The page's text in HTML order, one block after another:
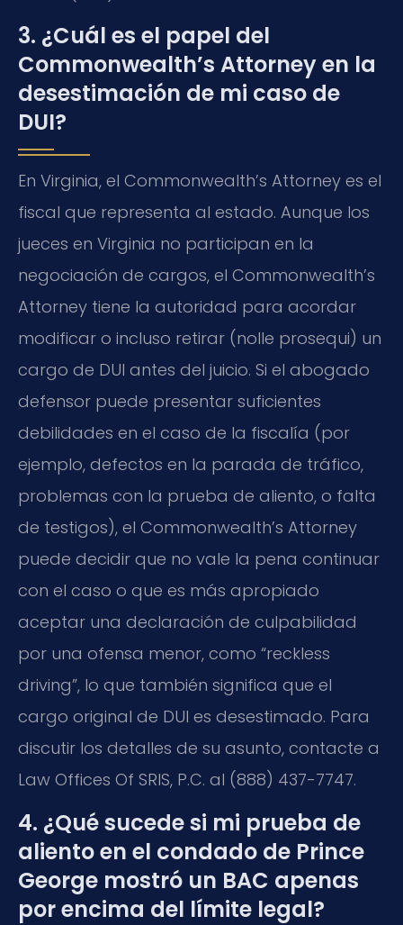
3. ¿Cuál es el papel del
Commonwealth’s Attorney en la
desestimación de mi caso de
DUI?
En Virginia, el Commonwealth’s Attorney es el
fiscal que representa al estado. Aunque los
jueces en Virginia no participan en la
negociación de cargos, el Commonwealth’s
Attorney tiene la autoridad para acordar
modificar o incluso retirar (nolle prosequi) un
cargo de DUI antes del juicio. Si el abogado
defensor puede presentar suficientes
debilidades en el caso de la fiscalía (por
ejemplo, defectos en la parada de tráfico,
problemas con la prueba de aliento, o falta
de testigos), el Commonwealth’s Attorney
puede decidir que no vale la pena continuar
con el caso o que es más apropiado
aceptar una declaración de culpabilidad
por una ofensa menor, como “reckless
driving”, lo que también significa que el
cargo original de DUI es desestimado. Para
discutir los detalles de su asunto, contacte a
Law Offices Of SRIS, P.C. al (888) 437-7747.
4. ¿Qué sucede si mi prueba de
aliento en el condado de Prince
George mostró un BAC apenas
por encima del límite legal?